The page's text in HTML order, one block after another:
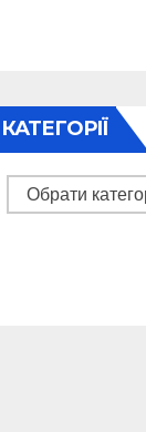
КАТЕГОРІЇ
Категорії